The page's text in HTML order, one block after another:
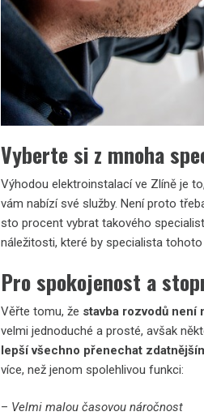
Vyberte si z mnoha
Výhodouelektroinstalací ve Zlíně je
vám nabízí své služby. Není proto
sto procent vybrat takového
náležitosti, které by specialista
Pro spokojenost a
Věřte tomu, že stavba rozvodů
velmi jednoduché a prosté, avšak
lepší všechno přenechat
více, než jenom spolehlivou funkci:
– Velmi malou časovou náročnost